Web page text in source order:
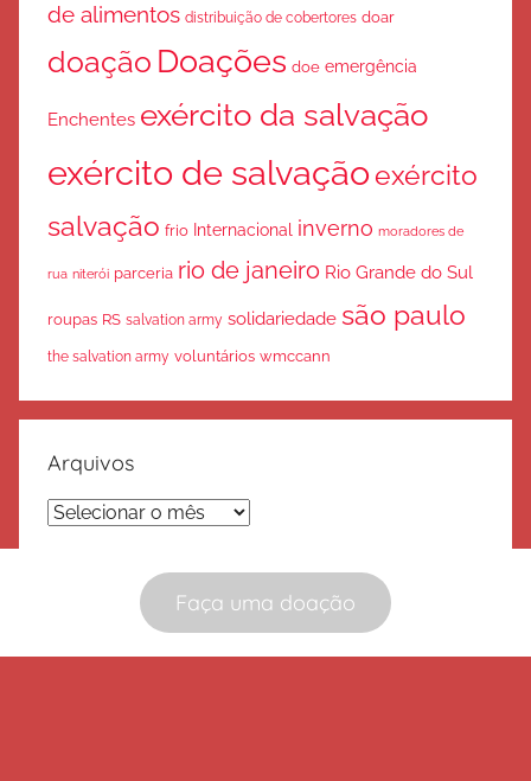
Faça uma doação
de alimentos distribuição de cobertores doar
doação Doações doe emergência
Enchentes exército da salvação
exército de salvaçãoexército
salvação frio Internacional inverno moradores de
rua niterói parceria rio de janeiro Rio Grande do Sul
roupas RS salvation army solidariedade são paulo
the salvation army voluntários wmccann
Arquivos
Arquivos